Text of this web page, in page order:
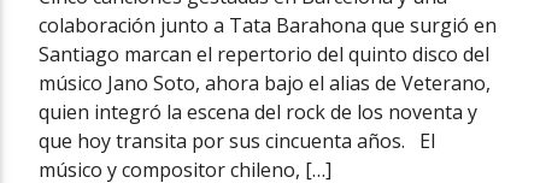
colaboración junto a Tata Barahona que surgió en
Santiago marcan el repertorio del quinto disco del
músico Jano Soto, ahora bajo el alias de Veterano,
quien integró la escena del rock de los noventa y
que hoy transita por sus cincuenta años. El
músico y compositor chileno, […]